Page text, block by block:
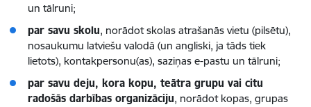
un tālruni;
par savu skolu, norādot skolas atrašanās vietu (pilsētu),
nosaukumu latviešu valodā (un angliski, ja tāds tiek
lietots), kontakpersonu(as), saziņas e-pastu un tālruni;
par savu deju, kora kopu, teātra grupu vai citu
radošās darbības organizāciju, norādot kopas, grupas